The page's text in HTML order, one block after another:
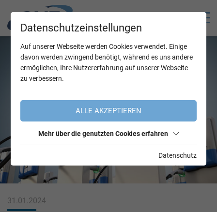
31.01.2024
Datenschutzeinstellungen
Auf unserer Webseite werden Cookies verwendet. Einige
davon werden zwingend benötigt, während es uns andere
ermöglichen, Ihre Nutzererfahrung auf unserer Webseite
zu verbessern.
ALLE AKZEPTIEREN
Mehr über die genutzten Cookies erfahren
Datenschutz